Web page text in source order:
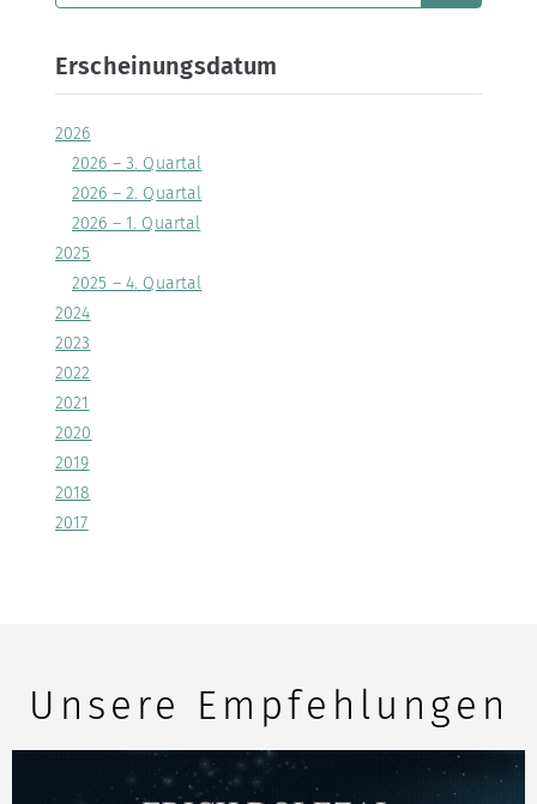
Erscheinungsdatum
2026
2026 – 3. Quartal
2026 – 2. Quartal
2026 – 1. Quartal
2025
2025 – 4. Quartal
2024
2023
2022
2021
2020
2019
2018
2017
Unsere Empfehlungen